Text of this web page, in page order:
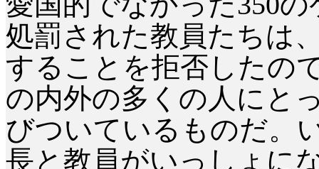
処罰された教員たちは
することを拒否したの
の内外の多くの人にと
びついているものだ。
長と教員がいっしょに